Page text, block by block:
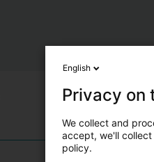
English
Privacy on
We collect and
accept, we'll collect
policy.